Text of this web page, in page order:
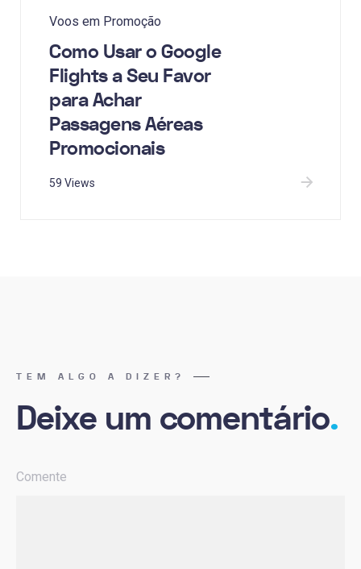
Voos em Promoção
Como Usar o Google
Flights a Seu Favor
para Achar
Passagens Aéreas
Promocionais
59 Views
TEM ALGO A DIZER?
Deixe um comentário.
Comente